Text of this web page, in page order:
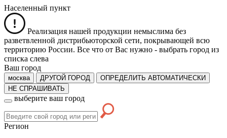
Населенный пункт
Реализация нашей продукции немыслима без
разветвленной дистрибьюторской сети, покрывающей всю
территорию России. Все что от Вас нужно - выбрать город из
списка слева
Ваш город
москва ДРУГОЙ ГОРОД
ОПРЕДЕЛИТЬ АВТОМАТИЧЕСКИ
НЕ СПРАШИВАТЬ
выберите ваш город
Регион